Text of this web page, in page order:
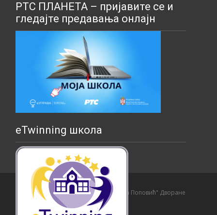
РТС ПЛАНЕТА – пријавите се и
гледајте предавања онлајн
eTwinning школа
Copyright © Основна школа "Страхиња Поповић" Дворане
Izrada sajta i hosting:
Hosting-Srbija